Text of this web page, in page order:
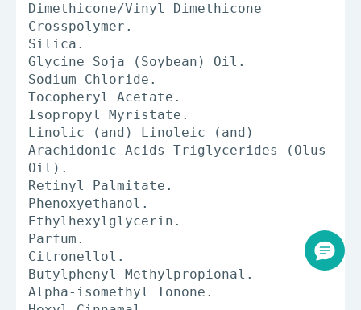
Dimethicone/Vinyl Dimethicone
Crosspolymer.
Silica.
Glycine Soja (Soybean) Oil.
Sodium Chloride.
Tocopheryl Acetate.
Isopropyl Myristate.
Linolic (and) Linoleic (and)
Arachidonic Acids Triglycerides (Olus
Oil).
Retinyl Palmitate.
Phenoxyethanol.
Ethylhexylglycerin.
Parfum.
Citronellol.
Butylphenyl Methylpropional.
Alpha-isomethyl Ionone.